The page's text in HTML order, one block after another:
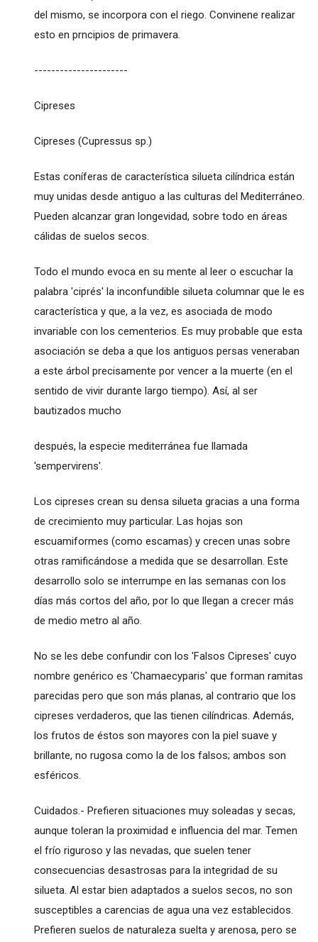
del mismo, se incorpora con el riego. Convinene realizar
esto en prncipios de primavera.
----------------------
Cipreses
Cipreses (Cupressus sp.)
Estas coníferas de característica silueta cilíndrica están
muy unidas desde antiguo a las culturas del Mediterráneo.
Pueden alcanzar gran longevidad, sobre todo en áreas
cálidas de suelos secos.
Todo el mundo evoca en su mente al leer o escuchar la
palabra 'ciprés' la inconfundible silueta columnar que le es
característica y que, a la vez, es asociada de modo
invariable con los cementerios. Es muy probable que esta
asociación se deba a que los antiguos persas veneraban
a este árbol precisamente por vencer a la muerte (en el
sentido de vivir durante largo tiempo). Así, al ser
bautizados mucho
después, la especie mediterránea fue llamada
'sempervirens'.
Los cipreses crean su densa silueta gracias a una forma
de crecimiento muy particular. Las hojas son
escuamiformes (como escamas) y crecen unas sobre
otras ramificándose a medida que se desarrollan. Este
desarrollo solo se interrumpe en las semanas con los
días más cortos del año, por lo que llegan a crecer más
de medio metro al año.
No se les debe confundir con los 'Falsos Cipreses' cuyo
nombre genérico es 'Chamaecyparis' que forman ramitas
parecidas pero que son más planas, al contrario que los
cipreses verdaderos, que las tienen cilíndricas. Además,
los frutos de éstos son mayores con la piel suave y
brillante, no rugosa como la de los falsos; ambos son
esféricos.
Cuidados.- Prefieren situaciones muy soleadas y secas,
aunque toleran la proximidad e influencia del mar. Temen
el frío riguroso y las nevadas, que suelen tener
consecuencias desastrosas para la integridad de su
silueta. Al estar bien adaptados a suelos secos, no son
susceptibles a carencias de agua una vez establecidos.
Prefieren suelos de naturaleza suelta y arenosa, pero se